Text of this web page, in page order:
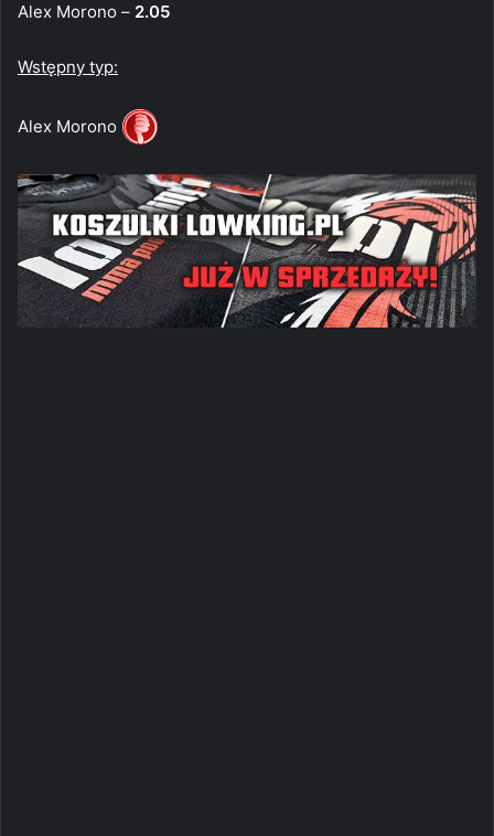
Alex Morono – 2.05
Wstępny typ:
Alex Morono